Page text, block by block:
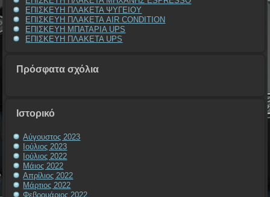
ΕΠΙΣΚΕΥΗ ΠΛΑΚΕΤΑ ΨΥΓΕΙΟΥ
ΕΠΙΣΚΕΥΗ ΠΛΑΚΕΤΑ AIR CONDITION
ΕΠΙΣΚΕΥΗ ΜΠΑΤΑΡΙΑ UPS
ΕΠΙΣΚΕΥΗ ΠΛΑΚΕΤΑ UPS
Πρόσφατα σχόλια
Ιστορικό
Αύγουστος 2023
Ιούλιος 2023
Ιούλιος 2022
Μάιος 2022
Απρίλιος 2022
Μάρτιος 2022
Φεβρουάριος 2022